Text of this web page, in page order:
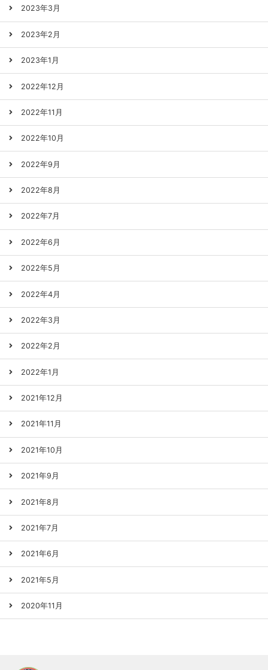
2023年3月
2023年2月
2023年1月
2022年12月
2022年11月
2022年10月
2022年9月
2022年8月
2022年7月
2022年6月
2022年5月
2022年4月
2022年3月
2022年2月
2022年1月
2021年12月
2021年11月
2021年10月
2021年9月
2021年8月
2021年7月
2021年6月
2021年5月
2020年11月